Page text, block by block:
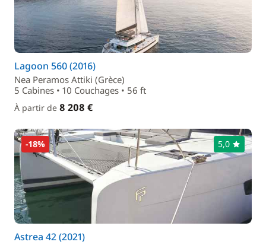
Lagoon 560 (2016)
Nea Peramos Attiki (Grèce)
5 Cabines • 10 Couchages • 56 ft
À partir de 8 208 €
-18% 5,0
Astrea 42 (2021)